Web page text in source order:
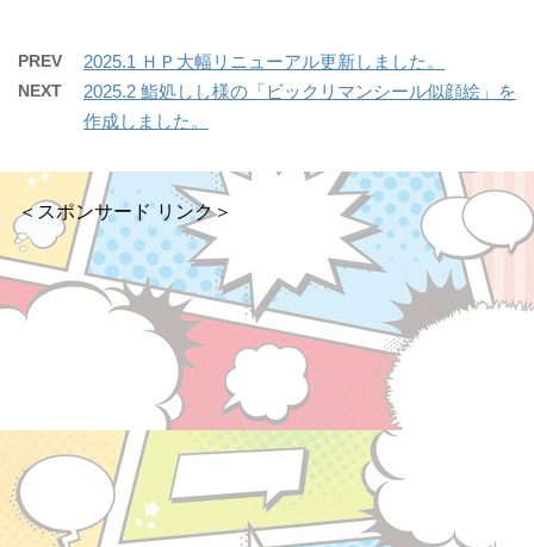
PREV 2025.1 ＨＰ大幅リニューアル更新しました。
NEXT
2025.2 鮨処しし様の「ビックリマンシール似顔絵」を
作成しました。
＜スポンサード リンク＞